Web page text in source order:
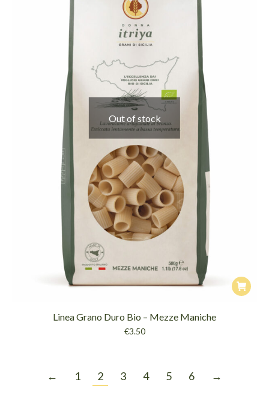
Out of stock
Linea Grano Duro Bio – Mezze Maniche
€3.50
← 1 2 3 4 5 6 →